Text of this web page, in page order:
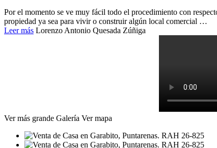
Por el momento se ve muy fácil todo el procedimiento con
propiedad ya sea para vivir o construir algún local comercial …
Leer más Lorenzo Antonio Quesada Zúñiga
Ver más grande Galería Ver mapa